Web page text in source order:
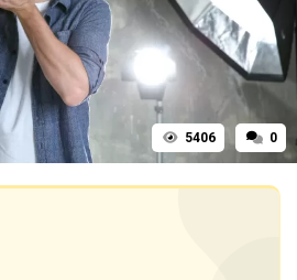
5406 0